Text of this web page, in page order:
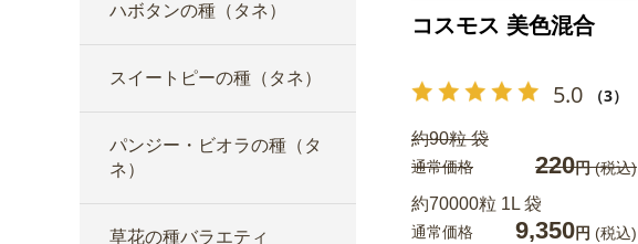
ハボタンの種（タネ）
スイートピーの種（タネ）
パンジー・ビオラの種（タ
ネ）
草花の種バラエティ
コスモス 美色混合
5.0 （3）
約90粒 袋
通常価格 220円(税込)
約70000粒 1L 袋
通常価格 9,350円 (税込)